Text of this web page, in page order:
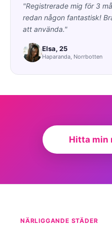
"Registrerade mig för 3
redan någon fantastisk!
att använda."
Elsa, 25
Haparanda, Norrbotten
Hitta
NÄRLIGGANDE STÄDER